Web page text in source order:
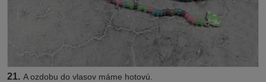
21. A ozdobu do vlasov máme hotovú.